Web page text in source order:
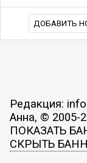
ДОБАВИТЬ
Редакция:
Анна, © 2005-
ПОКАЗАТЬ
СКРЫТЬ